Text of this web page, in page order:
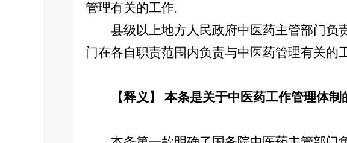
管理有关的工作。
县级以上地方人民政府中医药主管部门负
门在各自职责范围内负责与中医药管理有关的
【释义】 本条是关于中医药工作管理体制